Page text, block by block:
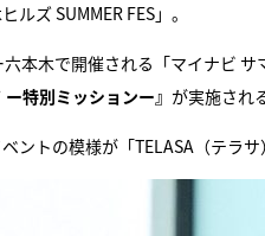
ルズ SUMMER FES」。
六本木で開催される「マイナビ サ
特別ミッションー』 が実施され
ントの模様が「TELASA（テラ